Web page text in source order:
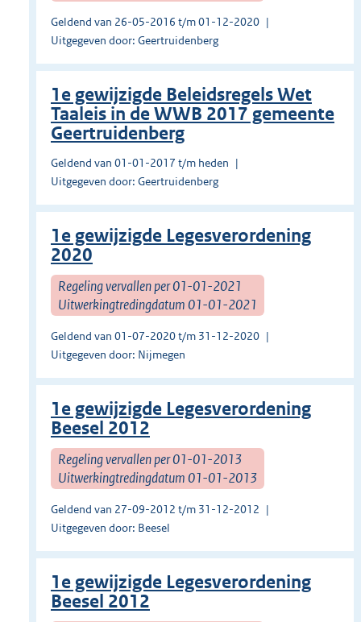
Geldend van 26-05-2016 t/m 01-12-2020
Uitgegeven door: Geertruidenberg
1e gewijzigde Beleidsregels Wet
Taaleis in de WWB 2017 gemeente
Geertruidenberg
Geldend van 01-01-2017 t/m heden
Uitgegeven door: Geertruidenberg
1e gewijzigde Legesverordening
2020
Regeling vervallen per 01-01-2021
Uitwerkingtredingdatum 01-01-2021
Geldend van 01-07-2020 t/m 31-12-2020
Uitgegeven door: Nijmegen
1e gewijzigde Legesverordening
Beesel 2012
Regeling vervallen per 01-01-2013
Uitwerkingtredingdatum 01-01-2013
Geldend van 27-09-2012 t/m 31-12-2012
Uitgegeven door: Beesel
1e gewijzigde Legesverordening
Beesel 2012